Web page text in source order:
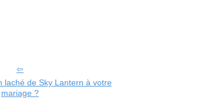
laché de Sky Lantern à votre
mariage ?